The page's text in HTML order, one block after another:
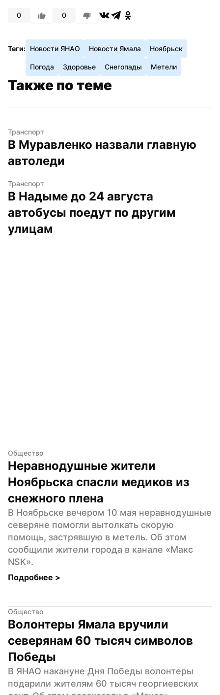
0 0
Теги: Новости ЯНАО Новости Ямала Ноябрьск
Погода Здоровье Снегопады Метели
Также по теме
Транспорт
В Муравленко назвали главную
автоледи
Транспорт
В Надыме до 24 августа
автобусы поедут по другим
улицам
Общество
Неравнодушные жители
Ноябрьска спасли медиков из
снежного плена
В Ноябрьске вечером 10 мая неравнодушные
северяне помогли вытолкать скорую
помощь, застрявшую в метель. Об этом
сообщили жители города в канале «Макс
NSK».
Подробнее >
Общество
Волонтеры Ямала вручили
северянам 60 тысяч символов
Победы
В ЯНАО накануне Дня Победы волонтеры
подарили жителям 60 тысяч георгиевских